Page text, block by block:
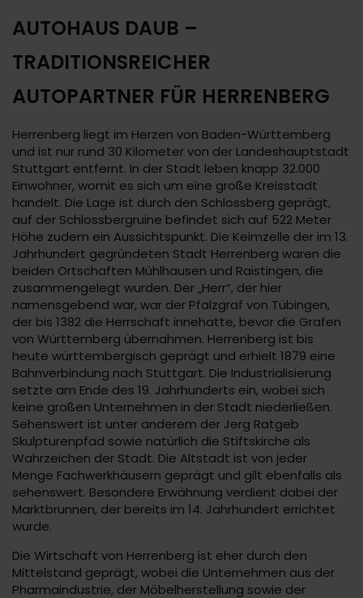
AUTOHAUS DAUB –
TRADITIONSREICHER
AUTOPARTNER FÜR HERRENBERG
Herrenberg liegt im Herzen von Baden-Württemberg
und ist nur rund 30 Kilometer von der Landeshauptstadt
Stuttgart entfernt. In der Stadt leben knapp 32.000
Einwohner, womit es sich um eine große Kreisstadt
handelt. Die Lage ist durch den Schlossberg geprägt,
auf der Schlossbergruine befindet sich auf 522 Meter
Höhe zudem ein Aussichtspunkt. Die Keimzelle der im 13.
Jahrhundert gegründeten Stadt Herrenberg waren die
beiden Ortschaften Mühlhausen und Raistingen, die
zusammengelegt wurden. Der „Herr“, der hier
namensgebend war, war der Pfalzgraf von Tübingen,
der bis 1382 die Herrschaft innehatte, bevor die Grafen
von Württemberg übernahmen. Herrenberg ist bis
heute württembergisch geprägt und erhielt 1879 eine
Bahnverbindung nach Stuttgart. Die Industrialisierung
setzte am Ende des 19. Jahrhunderts ein, wobei sich
keine großen Unternehmen in der Stadt niederließen.
Sehenswert ist unter anderem der Jerg Ratgeb
Skulpturenpfad sowie natürlich die Stiftskirche als
Wahrzeichen der Stadt. Die Altstadt ist von jeder
Menge Fachwerkhäusern geprägt und gilt ebenfalls als
sehenswert. Besondere Erwähnung verdient dabei der
Marktbrunnen, der bereits im 14. Jahrhundert errichtet
wurde.
Die Wirtschaft von Herrenberg ist eher durch den
Mittelstand geprägt, wobei die Unternehmen aus der
Pharmaindustrie, der Möbelherstellung sowie der